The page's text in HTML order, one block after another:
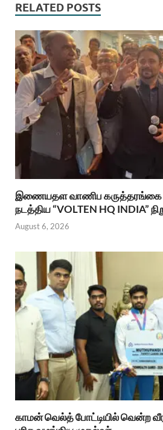
RELATED POSTS
இணையதள வாணிப
நடத்திய “VOLTEN HQ INDIA”
August 6, 2026
காமன் வெல்த் போட்டியில் வென்ற